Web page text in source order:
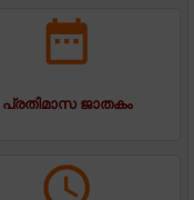
പ്രതിമാസ ജാതകം